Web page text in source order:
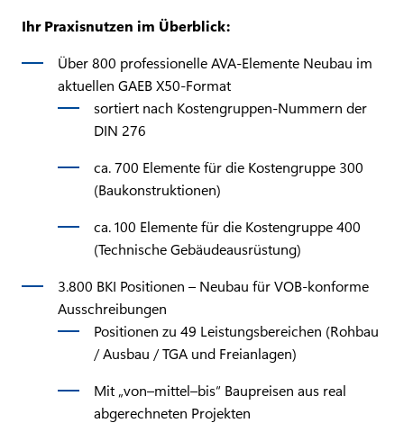
Ihr Praxisnutzen im Überblick:
Über 800 professionelle AVA-Elemente Neubau im
aktuellen GAEB X50-Format
sortiert nach Kostengruppen-Nummern der
DIN 276
ca. 700 Elemente für die Kostengruppe 300
(Baukonstruktionen)
ca. 100 Elemente für die Kostengruppe 400
(Technische Gebäudeausrüstung)
3.800 BKI Positionen – Neubau für VOB-konforme
Ausschreibungen
Positionen zu 49 Leistungsbereichen (Rohbau
/ Ausbau / TGA und Freianlagen)
Mit „von–mittel–bis“ Baupreisen aus real
abgerechneten Projekten